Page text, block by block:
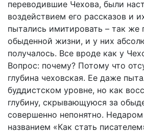
переводившие Чехова, были
воздействием его рассказов и
пытались имитировать – так же
обыденной жизни, и у них
получалось. Все вроде как у
Вопрос: почему? Потому что
глубина чеховская. Ее даже
буддистском уровне, но как
глубину, скрывающуюся за
совершенно непонятно. Недаром
названием «Как стать